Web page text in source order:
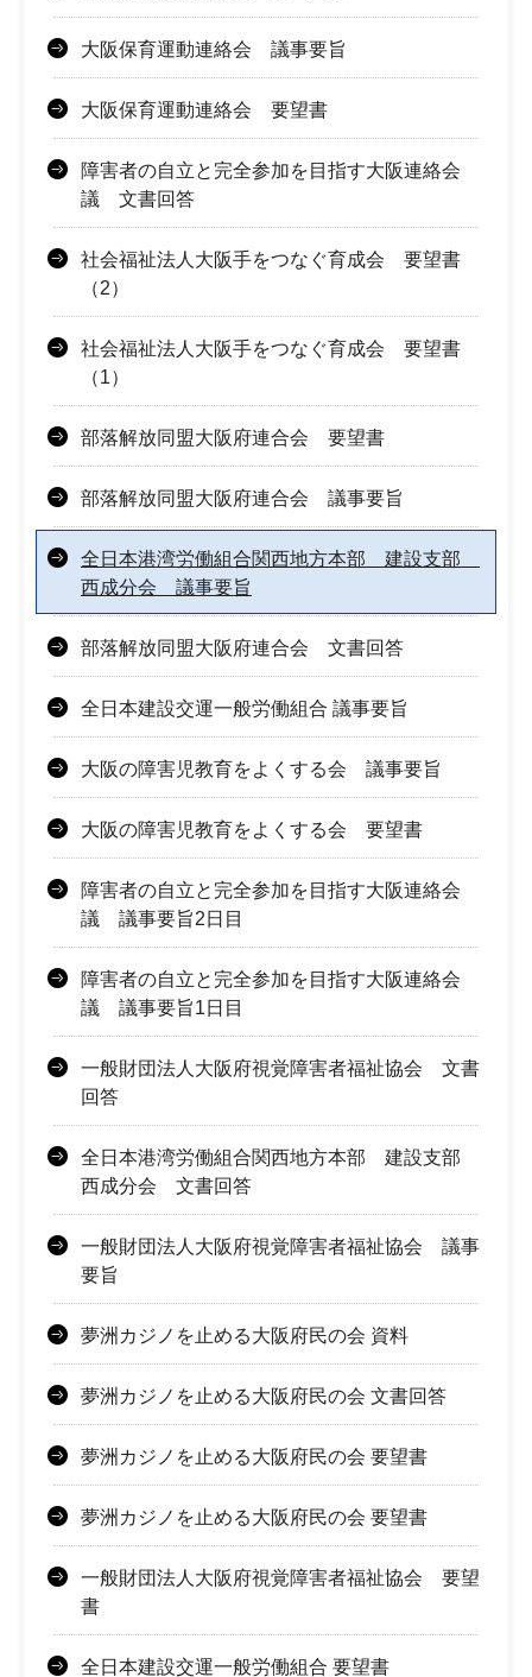
大阪保育運動連絡会 議事要旨
大阪保育運動連絡会 要望書
障害者の自立と完全参加を目指す大阪連絡会
議 文書回答
社会福祉法人大阪手をつなぐ育成会 要望書
（2）
社会福祉法人大阪手をつなぐ育成会 要望書
（1）
部落解放同盟大阪府連合会 要望書
部落解放同盟大阪府連合会 議事要旨
全日本港湾労働組合関西地方本部 建設支部
西成分会 議事要旨
部落解放同盟大阪府連合会 文書回答
全日本建設交運一般労働組合 議事要旨
大阪の障害児教育をよくする会 議事要旨
大阪の障害児教育をよくする会 要望書
障害者の自立と完全参加を目指す大阪連絡会
議 議事要旨2日目
障害者の自立と完全参加を目指す大阪連絡会
議 議事要旨1日目
一般財団法人大阪府視覚障害者福祉協会 文書
回答
全日本港湾労働組合関西地方本部 建設支部
西成分会 文書回答
一般財団法人大阪府視覚障害者福祉協会 議事
要旨
夢洲カジノを止める大阪府民の会 資料
夢洲カジノを止める大阪府民の会 文書回答
夢洲カジノを止める大阪府民の会 要望書
夢洲カジノを止める大阪府民の会 要望書
一般財団法人大阪府視覚障害者福祉協会 要望
書
全日本建設交運一般労働組合 要望書